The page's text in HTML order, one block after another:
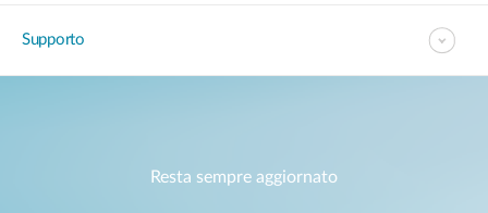
Supporto
Resta sempre aggiornato